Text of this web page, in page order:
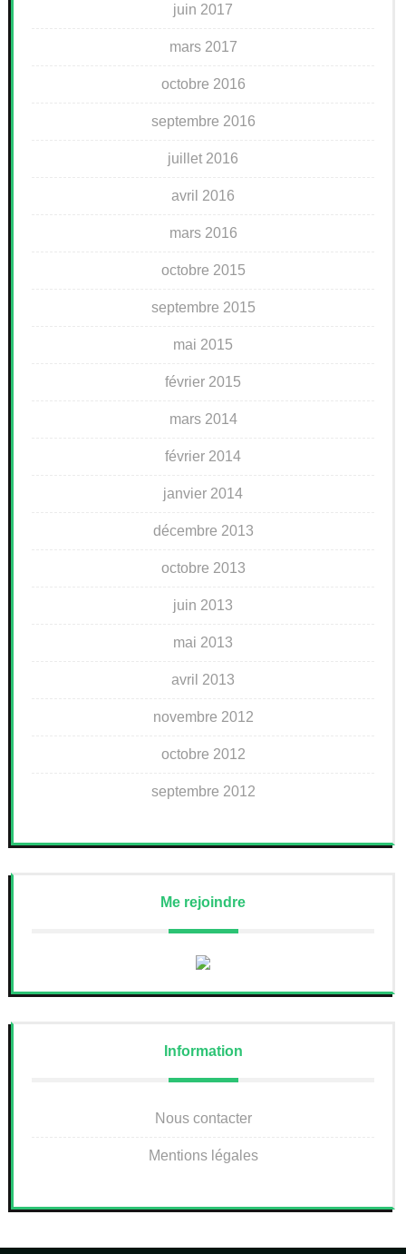
juin 2017
mars 2017
octobre 2016
septembre 2016
juillet 2016
avril 2016
mars 2016
octobre 2015
septembre 2015
mai 2015
février 2015
mars 2014
février 2014
janvier 2014
décembre 2013
octobre 2013
juin 2013
mai 2013
avril 2013
novembre 2012
octobre 2012
septembre 2012
Me rejoindre
Information
Nous contacter
Mentions légales